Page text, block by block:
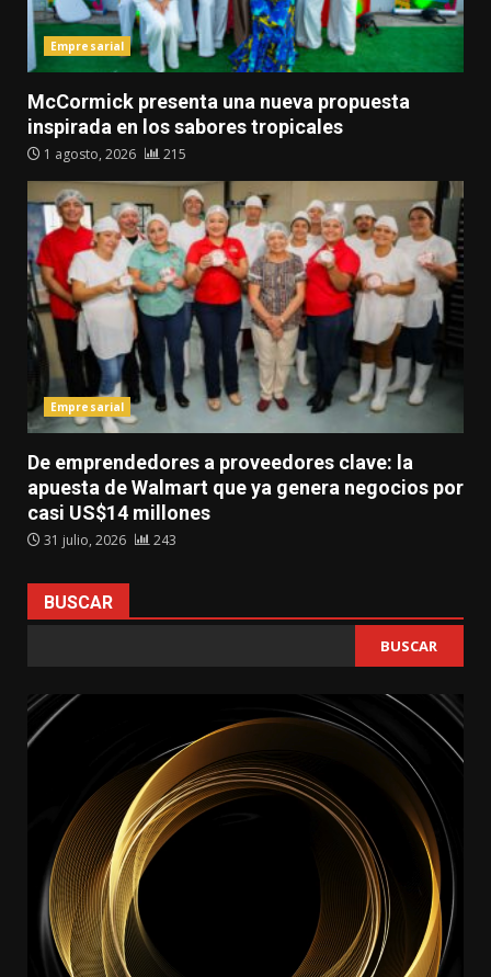
Empresarial
McCormick presenta una nueva propuesta
inspirada en los sabores tropicales
1 agosto, 2026 215
Empresarial
De emprendedores a proveedores clave: la
apuesta de Walmart que ya genera negocios por
casi US$14 millones
31 julio, 2026 243
BUSCAR
BUSCAR